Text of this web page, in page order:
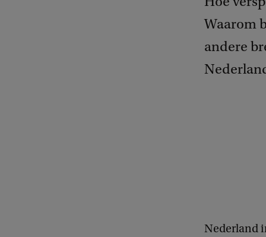
Waarom
andere
Nederland